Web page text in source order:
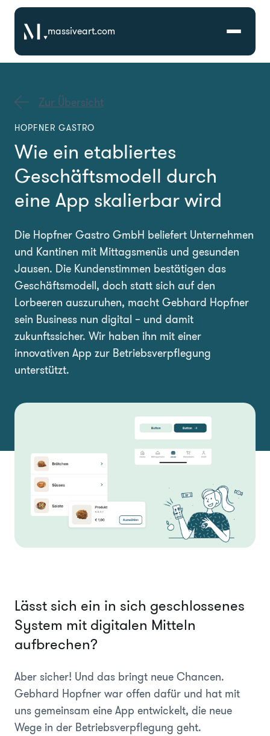
massiveart.com
Technologien
Referenzen
Branchen
Karriere
Über Uns
Zur Übersicht
HOPFNER GASTRO
Wie ein etabliertes
Geschäftsmodell durch
eine App skalierbar wird
Die Hopfner Gastro GmbH beliefert Unternehmen
und Kantinen mit Mittagsmenüs und gesunden
Jausen. Die Kundenstimmen bestätigen das
Geschäftsmodell, doch statt sich auf den
Lorbeeren auszuruhen, macht Gebhard Hopfner
sein Business nun digital – und damit
zukunftssicher. Wir haben ihn mit einer
innovativen App zur Betriebsverpflegung
unterstützt.
Lässt sich ein in sich geschlossenes
System mit digitalen Mitteln
aufbrechen?
Aber sicher! Und das bringt neue Chancen.
Gebhard Hopfner war offen dafür und hat mit
uns gemeinsam eine App entwickelt, die neue
Wege in der Betriebsverpflegung geht.